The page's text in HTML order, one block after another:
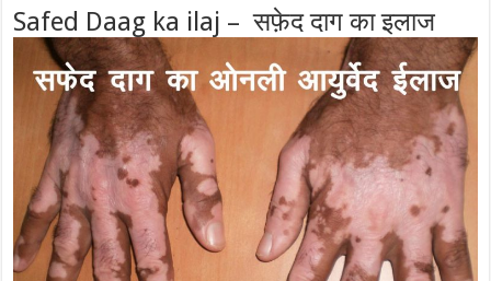
Safed Daag ka ilaj – सफ़ेद दाग का इलाज